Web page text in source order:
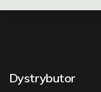
Dystrybutor